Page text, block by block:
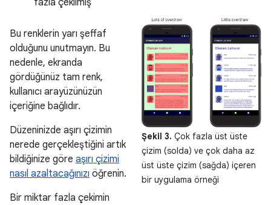
Bu renklerin yarı şeffaf
olduğunu unutmayın. Bu
nedenle, ekranda
gördüğünüz tam renk,
kullanıcı arayüzünüzün
içeriğine bağlıdır.
Düzeninizde aşırı çizimin
nerede gerçekleştiğini artık
bildiğinize göre aşırı çizimi
nasıl azaltacağınızı öğrenin.
Bir miktar fazla çekimin
Şekil 3. Çok fazla üst üste
çizim (solda) ve çok daha az
üst üste çizim (sağda) içeren
bir uygulama örneği